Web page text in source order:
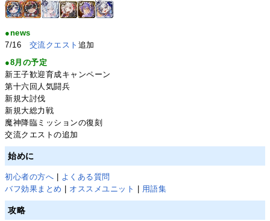
●news
7/16 交流クエスト 追加
●8月の予定
新王子歓迎育成キャンペーン
第十六回人気闘兵
新規大討伐
新規大総力戦
魔神降臨ミッションの復刻
交流クエストの追加
始めに
初心者の方へ
よくある質問
バフ効果まとめ
オススメユニット 用語集
攻略